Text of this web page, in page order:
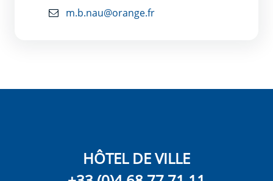
m.b.nau@orange.fr
HÔTEL DE VILLE